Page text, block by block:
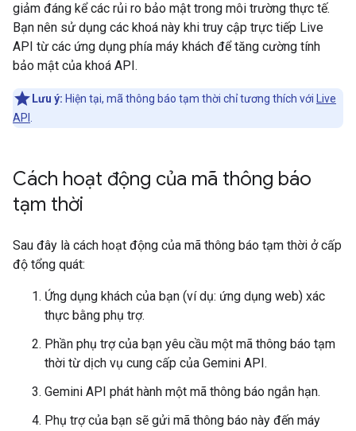
giảm đáng kể các rủi ro bảo mật trong môi trường thực tế.
Bạn nên sử dụng các khoá này khi truy cập trực tiếp Live
API từ các ứng dụng phía máy khách để tăng cường tính
bảo mật của khoá API.
Lưu ý: Hiện tại, mã thông báo tạm thời chỉ tương thích với
Live
API
Cách hoạt động của mã thông báo
tạm thời
Sau đây là cách hoạt động của mã thông báo tạm thời ở cấp
độ tổng quát:
Ứng dụng khách của bạn (ví dụ: ứng dụng web) xác
thực bằng phụ trợ.
Phần phụ trợ của bạn yêu cầu một mã thông báo tạm
thời từ dịch vụ cung cấp của Gemini API.
Gemini API phát hành một mã thông báo ngắn hạn.
Phụ trợ của bạn sẽ gửi mã thông báo này đến máy